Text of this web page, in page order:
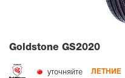
Goldstone GS2020
уточняйте ЛЕТНИЕ